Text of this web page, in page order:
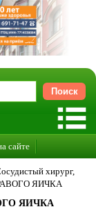
сайте
хирург,
ЯИЧКА
ЯИЧКА